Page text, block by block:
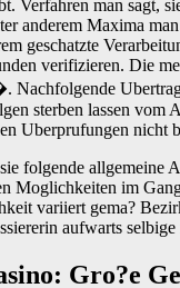
Verfahren man sagt,
anderem Maxima
geschatzte
verifizieren. Die
Nachfolgende
sterben lassen vom
Uberprufungen nicht
folgende allgemeine
Moglichkeiten im
variiert gema?
aufwarts selbige
Gro?e